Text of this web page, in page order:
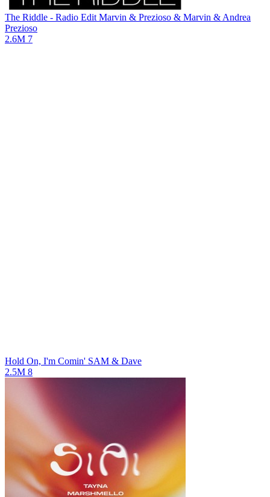
The Riddle - Radio Edit Marvin & Prezioso & Marvin & Andrea
Prezioso
2.6M 7
Hold On, I'm Comin' SAM & Dave
2.5M 8